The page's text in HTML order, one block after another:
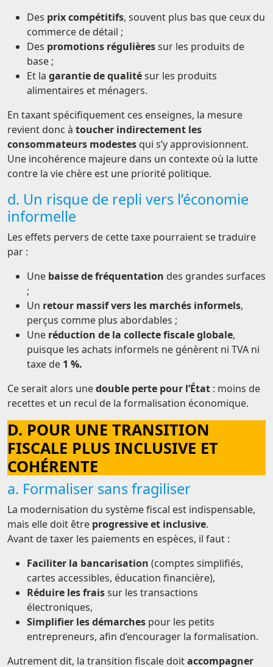
Des prix compétitifs, souvent plus bas que ceux du
commerce de détail ;
Des promotions régulièressur les produits de
base ;
Et la garantie de qualitésur les produits
alimentaires et ménagers.
En taxant spécifiquement ces enseignes, la mesure
revient donc à toucher indirectement les
consommateurs modestes qui s’y approvisionnent.
Une incohérence majeure dans un contexte où la lutte
contre la vie chère est une priorité politique.
d. Un risque de repli vers l’économie
informelle
Les effets pervers de cette taxe pourraient se traduire
par :
Une baisse de fréquentation des grandes surfaces
;
Un retour massif vers les marchés informels,
perçus comme plus abordables ;
Une réduction de la collecte fiscale globale,
puisque les achats informels ne génèrent ni TVA ni
taxe de 1 %.
Ce serait alors unedouble perte pour l’État : moins de
recettes et un recul de la formalisation économique.
D. POUR UNE TRANSITION
FISCALE PLUS INCLUSIVE ET
COHÉRENTE
a. Formaliser sans fragiliser
La modernisation du système fiscal est indispensable,
mais elle doit être progressive et inclusive.
Avant de taxer les paiements en espèces, il faut :
Faciliter la bancarisation (comptes simplifiés,
cartes accessibles, éducation financière),
Réduire les fraissur les transactions
électroniques,
Simplifier les démarches pour les petits
entrepreneurs, afin d’encourager la formalisation.
Autrement dit, la transition fiscale doitaccompagner